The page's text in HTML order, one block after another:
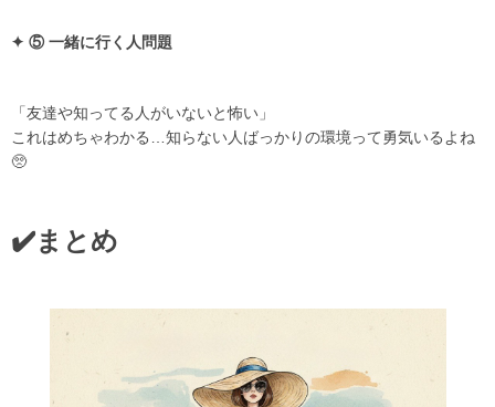
✦ ⑤ 一緒に行く人問題
「友達や知ってる人がいないと怖い」
これはめちゃわかる…知らない人ばっかりの環境って勇気いるよね
🥺
✔️まとめ